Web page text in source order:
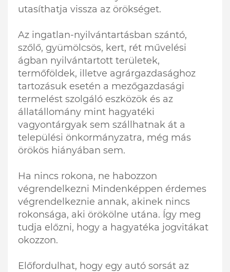
utasíthatja vissza az örökséget.
Az ingatlan-nyilvántartásban szántó,
szőlő, gyümölcsös, kert, rét művelési
ágban nyilvántartott területek,
termőföldek, illetve agrárgazdasághoz
tartozásuk esetén a mezőgazdasági
termelést szolgáló eszközök és az
állatállomány mint hagyatéki
vagyontárgyak sem szállhatnak át a
települési önkormányzatra, még más
örökös hiányában sem.
Ha nincs rokona, ne habozzon
végrendelkezni Mindenképpen érdemes
végrendelkeznie annak, akinek nincs
rokonsága, aki örökölne utána. Így meg
tudja előzni, hogy a hagyatéka jogvitákat
okozzon.
Előfordulhat, hogy egy autó sorsát az